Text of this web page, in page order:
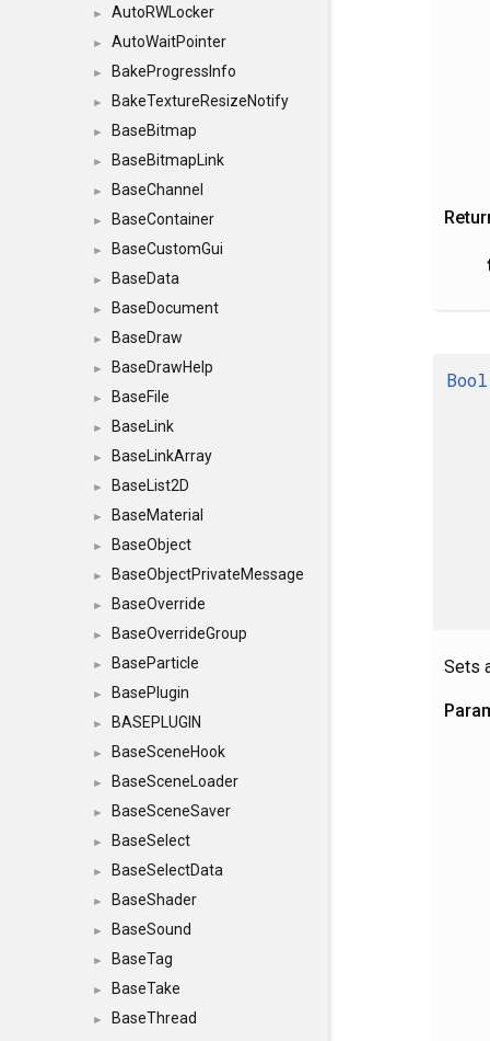
► AutoRWLocker
► AutoWaitPointer
► BakeProgressInfo
► BakeTextureResizeNotify
► BaseBitmap
► BaseBitmapLink
► BaseChannel
► BaseContainer
► BaseCustomGui
► BaseData
► BaseDocument
► BaseDraw
► BaseDrawHelp
► BaseFile
► BaseLink
► BaseLinkArray
► BaseList2D
► BaseMaterial
► BaseObject
► BaseObjectPrivateMessage
► BaseOverride
► BaseOverrideGroup
► BaseParticle
► BasePlugin
► BASEPLUGIN
► BaseSceneHook
► BaseSceneLoader
► BaseSceneSaver
► BaseSelect
► BaseSelectData
► BaseShader
► BaseSound
► BaseTag
► BaseTake
►
BaseThread
Bool
Sets